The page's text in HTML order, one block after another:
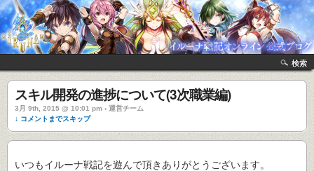
検索
スキル開発の進捗について(3次職業編)
3月 9th, 2015 @ 10:01 pm › 運営チーム
↓ コメントまでスキップ
いつもイルーナ戦記を遊んで頂きありがとうございます。